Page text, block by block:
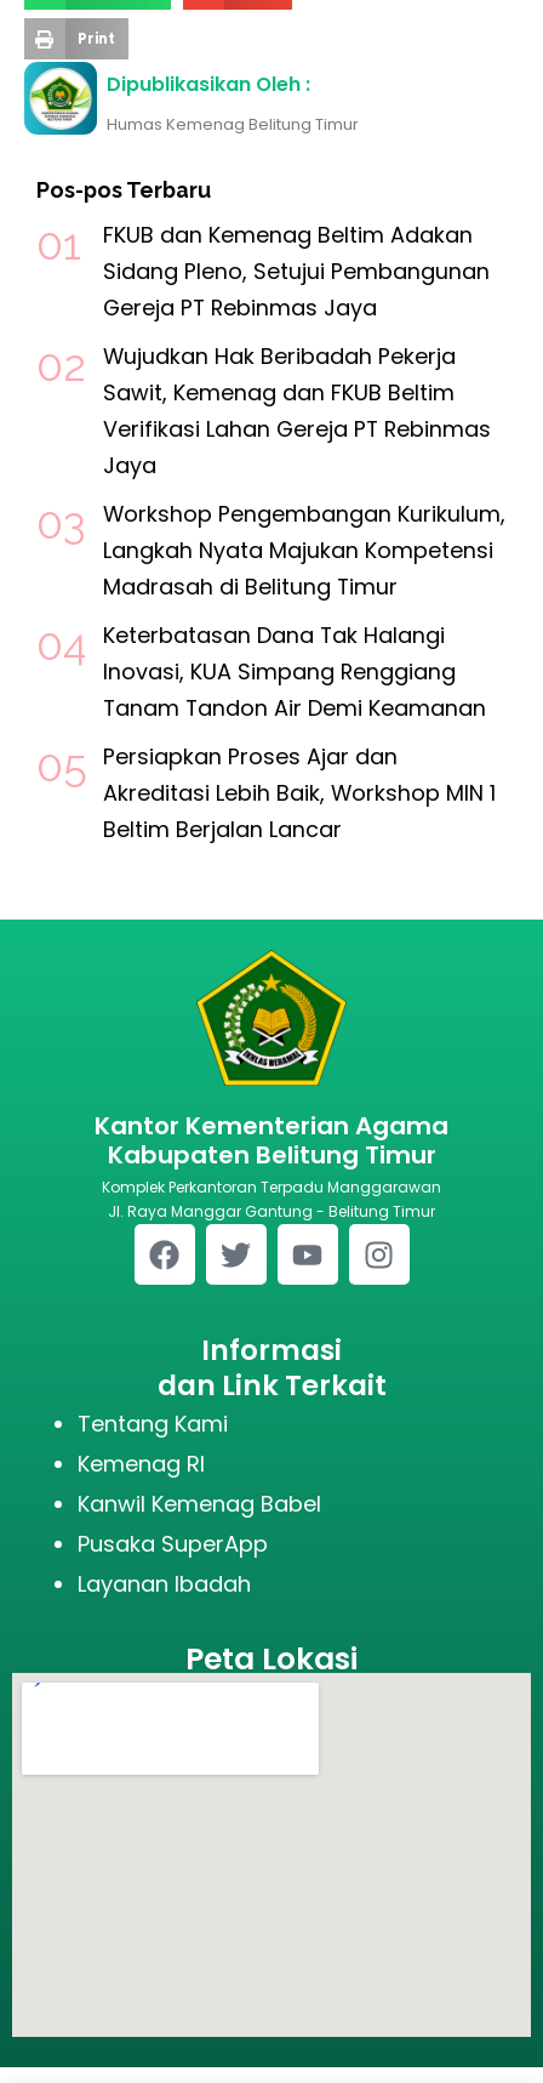
Print
Dipublikasikan Oleh :
Humas Kemenag Belitung Timur
Pos-pos Terbaru
FKUB dan Kemenag Beltim Adakan
Sidang Pleno, Setujui Pembangunan
Gereja PT Rebinmas Jaya
Wujudkan Hak Beribadah Pekerja
Sawit, Kemenag dan FKUB Beltim
Verifikasi Lahan Gereja PT Rebinmas
Jaya
Workshop Pengembangan Kurikulum,
Langkah Nyata Majukan Kompetensi
Madrasah di Belitung Timur
Keterbatasan Dana Tak Halangi
Inovasi, KUA Simpang Renggiang
Tanam Tandon Air Demi Keamanan
Persiapkan Proses Ajar dan
Akreditasi Lebih Baik, Workshop MIN 1
Beltim Berjalan Lancar
Kantor Kementerian Agama
Kabupaten Belitung Timur
Komplek Perkantoran Terpadu Manggarawan
Jl. Raya Manggar Gantung - Belitung Timur
Informasi
dan Link Terkait
Tentang Kami
Kemenag RI
Kanwil Kemenag Babel
Pusaka SuperApp
Layanan Ibadah
Peta Lokasi